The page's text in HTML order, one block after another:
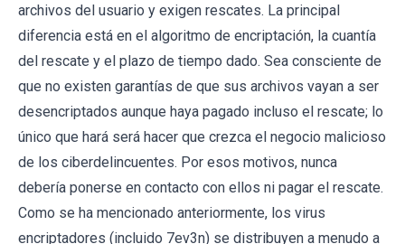
archivos del usuario y exigen rescates. La principal
diferencia está en el algoritmo de encriptación, la cuantía
del rescate y el plazo de tiempo dado. Sea consciente de
que no existen garantías de que sus archivos vayan a ser
desencriptados aunque haya pagado incluso el rescate; lo
único que hará será hacer que crezca el negocio malicioso
de los ciberdelincuentes. Por esos motivos, nunca
debería ponerse en contacto con ellos ni pagar el rescate.
Como se ha mencionado anteriormente, los virus
encriptadores (incluido 7ev3n) se distribuyen a menudo a